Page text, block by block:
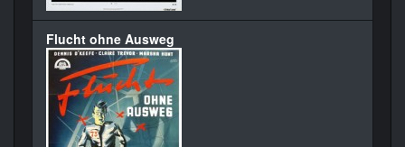
Flucht ohne Ausweg